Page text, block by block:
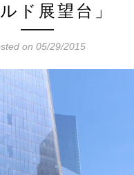
ド展望台」
on 05/29/2015